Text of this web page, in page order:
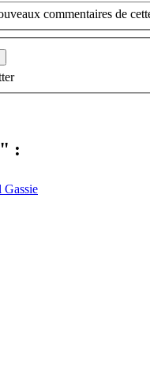
commentaires de
:
Gassie